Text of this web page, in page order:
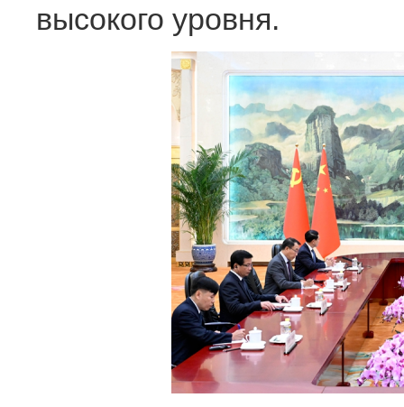
высокого уровня.